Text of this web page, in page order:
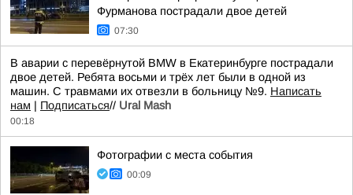
Фурманова пострадали двое детей
07:30
В аварии с перевёрнутой BMW в Екатеринбурге пострадали
двое детей. Ребята восьми и трёх лет были в одной из
машин. С травмами их отвезли в больницу №9. Написать
нам | Подписаться// Ural Mash
00:18
Фотографии с места события
00:09